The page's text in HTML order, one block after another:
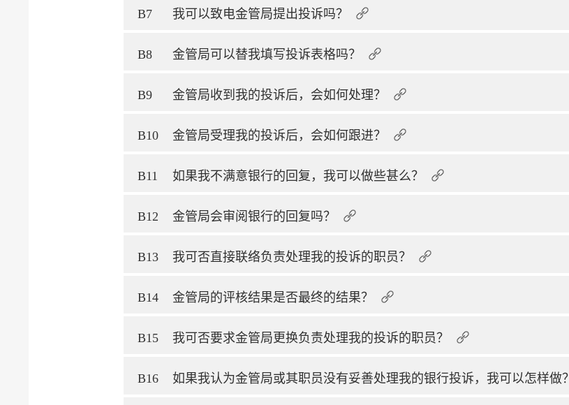
B7 我可以致电金管局提出投诉吗？
B8 金管局可以替我填写投诉表格吗？
B9 金管局收到我的投诉后，会如何处理？
B10 金管局受理我的投诉后，会如何跟进？
B11 如果我不满意银行的回复，我可以做些甚么？
B12 金管局会审阅银行的回复吗？
B13 我可否直接联络负责处理我的投诉的职员？
B14 金管局的评核结果是否最终的结果？
B15 我可否要求金管局更换负责处理我的投诉的职员？
B16 如果我认为金管局或其职员没有妥善处理我的银行投诉，我可以怎样做？